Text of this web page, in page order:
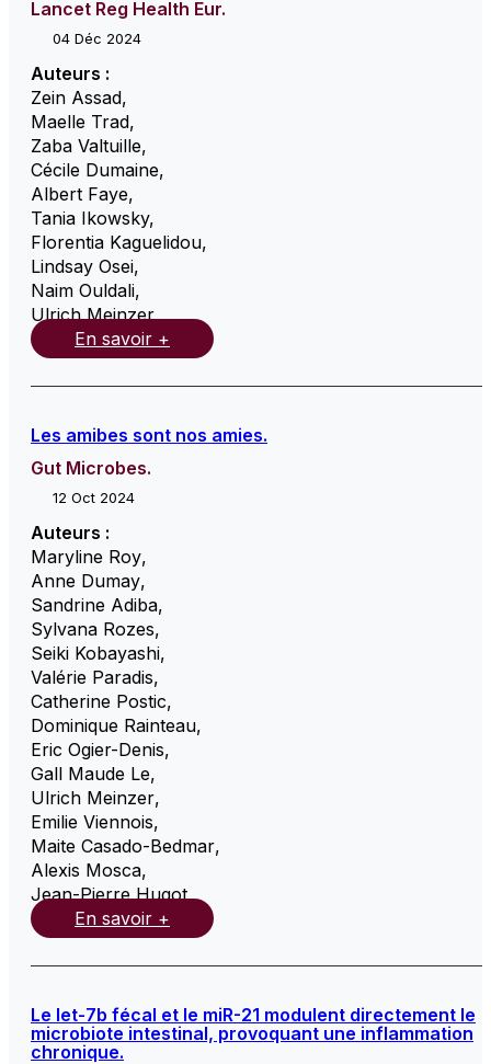
Lancet Reg Health Eur.
04 Déc 2024
Auteurs :
Zein Assad,
Maelle Trad,
Zaba Valtuille,
Cécile Dumaine,
Albert Faye,
Tania Ikowsky,
Florentia Kaguelidou,
Lindsay Osei,
Naim Ouldali,
Ulrich Meinzer,
En savoir +
Les amibes sont nos amies.
Gut Microbes.
12 Oct 2024
Auteurs :
Maryline Roy,
Anne Dumay,
Sandrine Adiba,
Sylvana Rozes,
Seiki Kobayashi,
Valérie Paradis,
Catherine Postic,
Dominique Rainteau,
Eric Ogier-Denis,
Gall Maude Le,
Ulrich Meinzer,
Emilie Viennois,
Maite Casado-Bedmar,
Alexis Mosca,
Jean-Pierre Hugot,
En savoir +
Le let-7b fécal et le miR-21 modulent directement le
microbiote intestinal, provoquant une inflammation
chronique.